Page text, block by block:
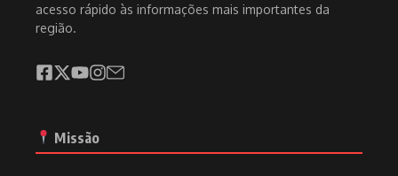
acesso rápido às informações mais importantes da
região.
Missão